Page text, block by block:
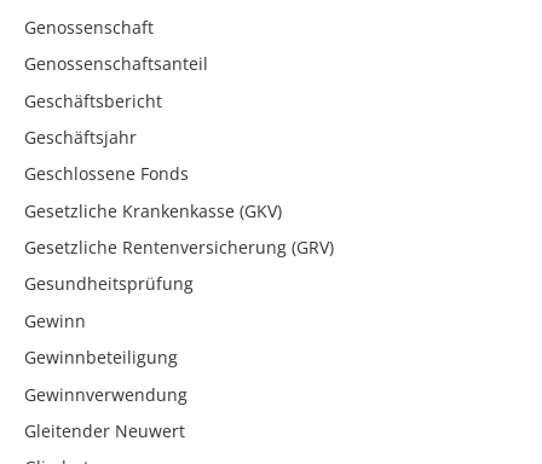
Genossenschaft
Genossenschaftsanteil
Geschäftsbericht
Geschäftsjahr
Geschlossene Fonds
Gesetzliche Krankenkasse (GKV)
Gesetzliche Rentenversicherung (GRV)
Gesundheitsprüfung
Gewinn
Gewinnbeteiligung
Gewinnverwendung
Gleitender Neuwert